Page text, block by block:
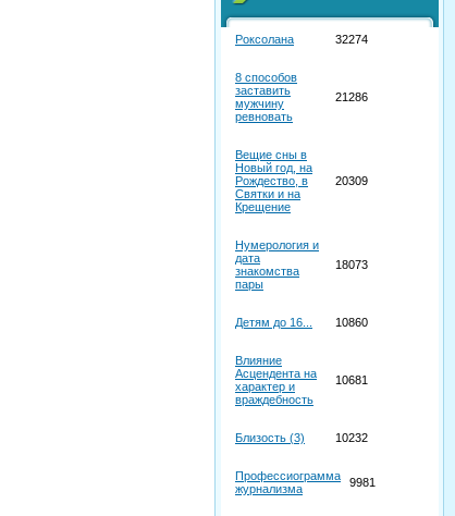
Роксолана 32274
8 способов
заставить
мужчину
ревновать
21286
Вещие сны в
Новый год, на
Рождество, в
Святки и на
Крещение
20309
Нумерология и
дата
знакомства
пары
18073
Детям до 16... 10860
Влияние
Асцендента на
характер и
враждебность
10681
Близость (3) 10232
Профессиограмма
журнализма
9981